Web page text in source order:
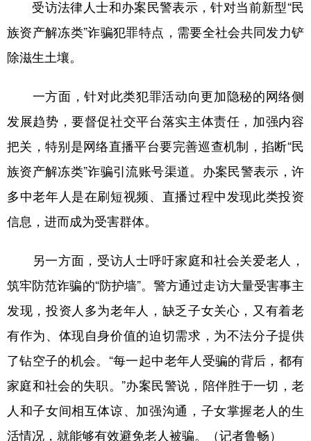
受访法律人士和办案民警表示，针对当前新型“民
族资产解冻类”诈骗犯罪特点，需要全社会共同发力铲
除滋生土壤。
一方面，针对此类犯罪活动向更加隐秘的网络侧
发展趋势，要督促社交平台落实主体责任，加强内容
把关，特别是网络直播平台要完善巡查机制，掐断“民
族资产解冻类”诈骗引流账号渠道。办案民警表示，许
多中老年人是在刷短视频、直播过程中发现此类投资
信息，进而成为受害群体。
另一方面，受访人士呼吁家庭和社会关爱老人，
筑牢防范诈骗的“防护墙”。警方通过走访大量受害事主
发现，投资人多为老年人，缺乏子女关心，又有着老
有作为、体现自身价值的迫切需求，为不法分子提供
了钻空子的机会。“每一起中老年人受骗的背后，都有
家庭和社会的失职。”办案民警说，陪伴胜于一切，老
人和子女间相互体谅、加强沟通，子女掌握老人的生
活情况，就能够有效避免老人被骗。（记者鲁畅）